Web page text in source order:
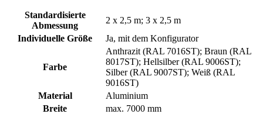
Standardisierte
Abmessung
2 x 2,5 m; 3 x 2,5 m
Individuelle Größe
Ja, mit dem Konfigurator
Farbe
Anthrazit (RAL 7016ST); Braun (RAL
8017ST); Hellsilber (RAL 9006ST);
Silber (RAL 9007ST); Weiß (RAL
9016ST)
Material
Aluminium
Breite
max. 7000 mm